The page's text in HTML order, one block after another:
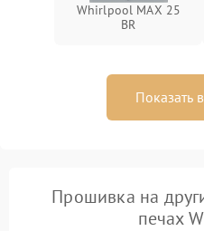
Whirlpool MAX 25
BR
Показать
Прошивка на
печах